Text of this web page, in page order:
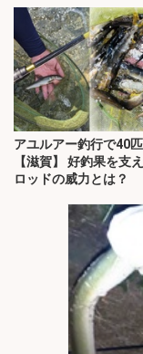
アユルアー釣行で40
【滋賀】 好釣果を支
ロッドの威力とは？